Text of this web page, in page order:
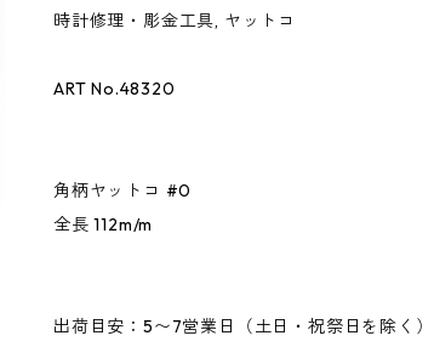
時計修理・彫金工具, ヤットコ
ART No.48320
角柄ヤットコ #0
全長 112m/m
出荷目安：5〜7営業日（土日・祝祭日を除く）